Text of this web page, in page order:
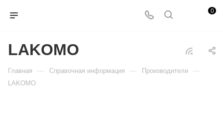
0
LAKOMO
Главная — Справочная информация — Производители —
LAKOMO